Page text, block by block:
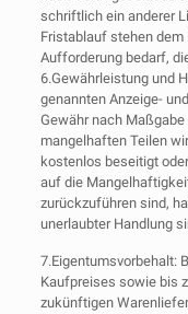
schriftlich ein anderer
Fristablauf stehen
Aufforderung bedarf,
6.Gewährleistung und
genannten Anzeige-
Gewähr nach
mangelhaften Teilen
kostenlos beseitigt
auf die
zurückzuführen sind,
unerlaubter Handlung
7.Eigentumsvorbehalt:
Kaufpreises sowie bis
zukünftigen